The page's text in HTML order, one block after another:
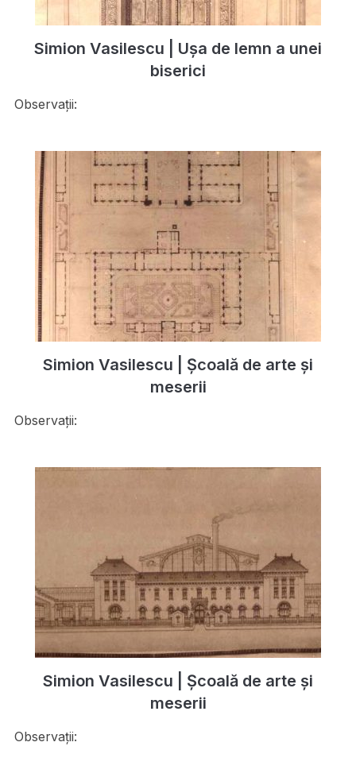
Simion Vasilescu | Uşa de lemn a unei
biserici
Observații:
Simion Vasilescu | Şcoală de arte şi
meserii
Observații:
Simion Vasilescu | Şcoală de arte şi
meserii
Observații: